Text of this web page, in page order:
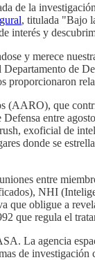
de la
, titulada "Bajo
interés y
y merece
de
(AARO), que
entre
exoficial de
donde se
entre
NHI
obligue a
que regula el
La agencia
de investigación